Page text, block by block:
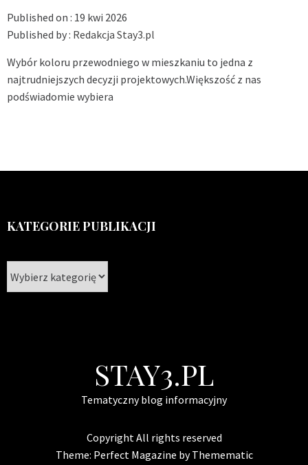
Published on : 19 kwi 2026
Published by : Redakcja Stay3.pl
Wybór koloru przewodniego w mieszkaniu to jedna z
najtrudniejszych decyzji projektowych.Większość z nas
podświadomie wybiera
KATEGORIE PUBLIKACJI
publikacji
STAY3.PL
Tematyczny blog informacyjny
Copyright All rights reserved
Theme: Perfect Magazine byThemematic